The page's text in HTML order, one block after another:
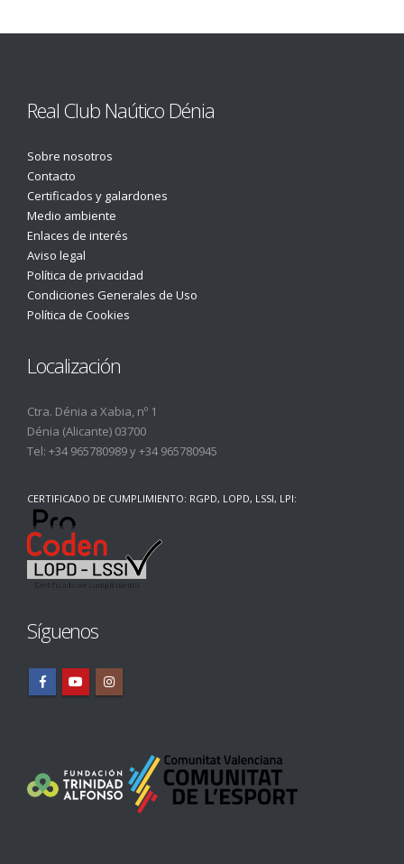
Real Club Naútico Dénia
Sobre nosotros
Contacto
Certificados y galardones
Medio ambiente
Enlaces de interés
Aviso legal
Política de privacidad
Condiciones Generales de Uso
Política de Cookies
Localización
Ctra. Dénia a Xabia, nº 1
Dénia (Alicante) 03700
Tel: +34 965780989y+34 965780945
CERTIFICADO DE CUMPLIMIENTO: RGPD, LOPD, LSSI, LPI:
Síguenos